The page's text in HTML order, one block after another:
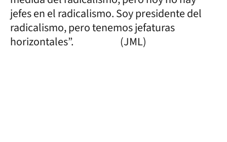
jefes en el radicalismo. Soy presidente del
radicalismo, pero tenemos jefaturas
horizontales”. (JML)